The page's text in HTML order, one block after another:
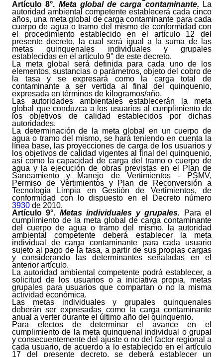
Artículo 8°. Meta global de carga contaminante.
La
autoridad ambiental competente establecerá cada cinco
años, una meta global de carga contaminante para cada
cuerpo de agua o tramo del mismo de conformidad con
el procedimiento establecido en el artículo 12 del
presente decreto, la cual será igual a la suma de las
metas quinquenales individuales y grupales
establecidas en el artículo 9° de este decreto.
La meta global será definida para cada uno de los
elementos, sustancias o parámetros, objeto del cobro de
la tasa y se expresará como la carga total de
contaminante a ser vertida al final del quinquenio,
expresada en términos de kilogramos/año.
Las autoridades ambientales establecerán la meta
global que conduzca a los usuarios al cumplimiento de
los objetivos de calidad establecidos por dichas
autoridades.
La determinación de la meta global en un cuerpo de
agua o tramo del mismo, se hará teniendo en cuenta la
línea base, las proyecciones de carga de los usuarios y
los objetivos de calidad vigentes al final del quinquenio,
así como la capacidad de carga del tramo o cuerpo de
agua y la ejecución de obras previstas en el Plan de
Saneamiento y Manejo de Vertimientos - PSMV,
Permiso de Vertimientos y Plan de Reconversión a
Tecnología Limpia en Gestión de Vertimientos, de
conformidad con lo dispuesto en el Decreto número
3930 de 2010.
Artículo 9°. Metas individuales y grupales.
Para el
cumplimiento de la meta global de carga contaminante
del cuerpo de agua o tramo del mismo, la autoridad
ambiental competente deberá establecer la meta
individual de carga contaminante para cada usuario
sujeto al pago de la tasa, a partir de sus propias cargas
y considerando las determinantes señaladas en el
anterior artículo.
La autoridad ambiental competente podrá establecer, a
solicitud de los usuarios o a iniciativa propia, metas
grupales para usuarios que compartan o no la misma
actividad económica.
Las metas individuales y grupales quinquenales
deberán ser expresadas como la carga contaminante
anual a verter durante el último año del quinquenio.
Para efectos de determinar el avance en el
cumplimiento de la meta quinquenal individual o grupal
y consecuentemente del ajuste o no del factor regional a
cada usuario, de acuerdo a lo establecido en el artículo
17 del presente decreto, se deberá establecer un